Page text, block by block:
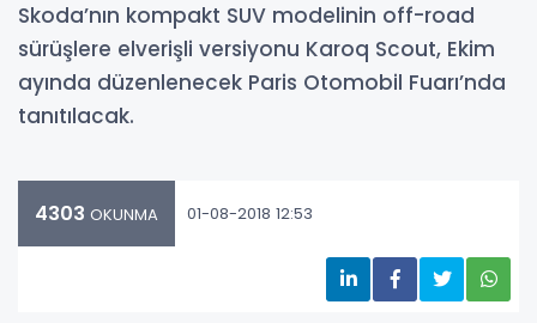
Skoda’nın kompakt SUV modelinin off-road
sürüşlere elverişli versiyonu Karoq Scout, Ekim
ayında düzenlenecek Paris Otomobil Fuarı’nda
tanıtılacak.
4303 OKUNMA 01-08-2018 12:53